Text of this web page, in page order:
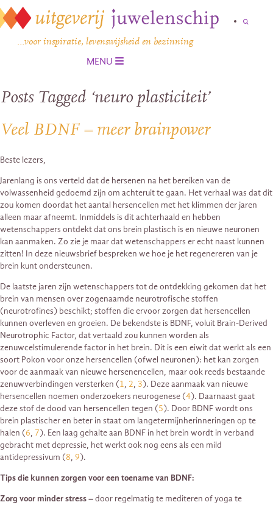
…voor inspiratie, levenswijsheid en bezinning
MENU
Posts Tagged ‘neuro plasticiteit’
Veel BDNF = meer brainpower
Beste lezers,
Jarenlang is ons verteld dat de hersenen na het bereiken van de
volwassenheid gedoemd zijn om achteruit te gaan. Het verhaal was dat dit
zou komen doordat het aantal hersencellen met het klimmen der jaren
alleen maar afneemt. Inmiddels is dit achterhaald en hebben
wetenschappers ontdekt dat ons brein plastisch is en nieuwe neuronen
kan aanmaken. Zo zie je maar dat wetenschappers er echt naast kunnen
zitten! In deze nieuwsbrief bespreken we hoe je het regenereren van je
brein kunt ondersteunen.
De laatste jaren zijn wetenschappers tot de ontdekking gekomen dat het
brein van mensen over zogenaamde neurotrofische stoffen
(neurotrofines) beschikt; stoffen die ervoor zorgen dat hersencellen
kunnen overleven en groeien. De bekendste is BDNF, voluit Brain-Derived
Neurotrophic Factor, dat vertaald zou kunnen worden als
zenuwcelstimulerende factor in het brein. Dit is een eiwit dat werkt als een
soort Pokon voor onze hersencellen (ofwel neuronen): het kan zorgen
voor de aanmaak van nieuwe hersenencellen, maar ook reeds bestaande
zenuwverbindingen versterken (1, 2, 3). Deze aanmaak van nieuwe
hersencellen noemen onderzoekers neurogenese (4). Daarnaast gaat
deze stof de dood van hersencellen tegen (5). Door BDNF wordt ons
brein plastischer en beter in staat om langetermijnherinneringen op te
halen (6, 7). Een laag gehalte aan BDNF in het brein wordt in verband
gebracht met depressie, het werkt ook nog eens als een mild
antidepressivum (8, 9).
Tips die kunnen zorgen voor een toename van BDNF:
Zorg voor minder stress –door regelmatig te mediteren of yoga te